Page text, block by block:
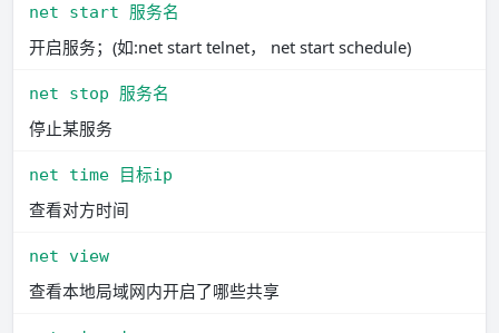
net start 服务名
开启服务；(如:net start telnet， net start schedule)
net stop 服务名
停止某服务
net time 目标ip
查看对方时间
net view
查看本地局域网内开启了哪些共享